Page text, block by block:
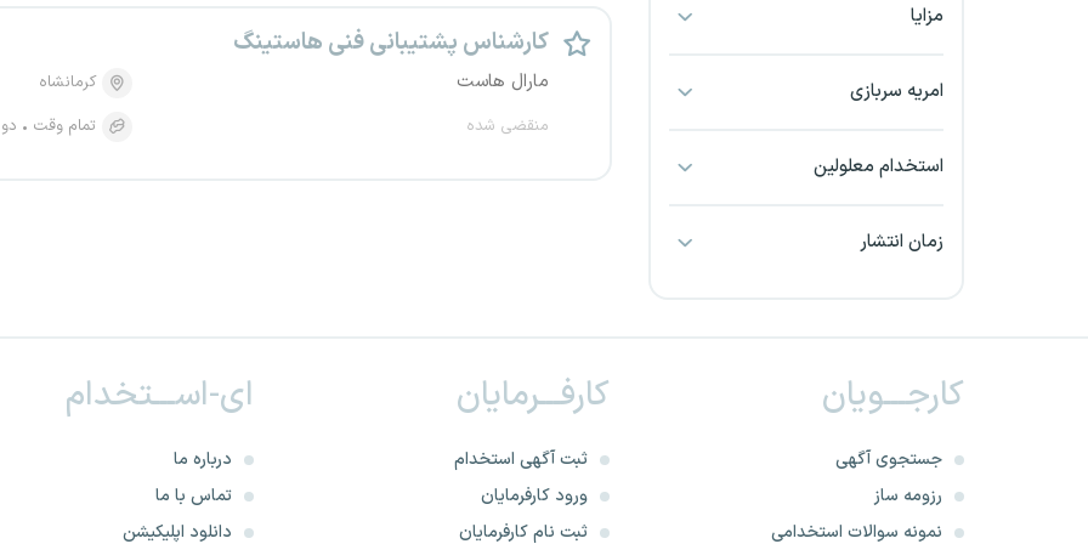
بندرعباس
خراسان شمالی
خرم آباد
خوزستان
مزایا
امریه سربازی
استخدام معلولین
زمان انتشار
کارشناس پشتیبانی فنی هاستینگ
مارال هاست
منقضی شده
کرمانشاه
تمام وقت
کارجـــویان
جستجوی آگهی
رزومه ساز
نمونه سوالات استخدامی
کارفـــرمایان
ثبت آگهی استخدام
ورود کارفرمایان
ثبت نام کارفرمایان
ای-اســـتخدام
درباره ما
تماس با ما
دانلود اپلیکیشن